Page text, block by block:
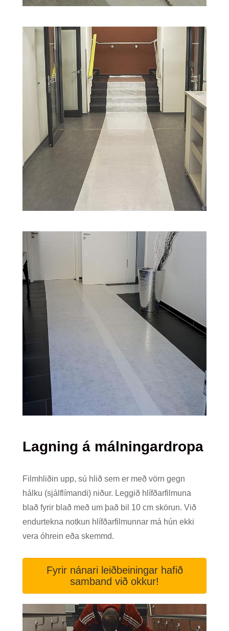
Lagning á málningardropa
Filmhliðin upp, sú hlið sem er með vörn gegn
hálku (sjálflímandi) niður. Leggið hlífðarfilmuna
blað fyrir blað með um það bil 10 cm skörun. Við
endurtekna notkun hlífðarfilmunnar má hún ekki
vera óhrein eða skemmd.
Fyrir nánari leiðbeiningar hafið
samband við okkur!